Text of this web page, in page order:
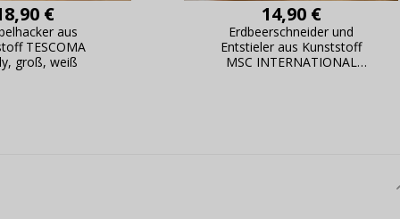
€
aus
TESCOMA
groß, weiß
14,90 €
Erdbeerschneider und
Entstieler aus Kunststoff
MSC INTERNATIONAL